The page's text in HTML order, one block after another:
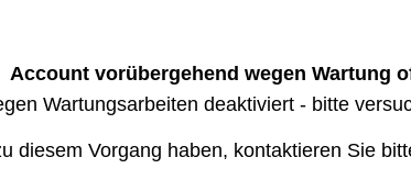
Account vorübergehend wegen Wartung
Wartungsarbeiten deaktiviert - bitte
diesem Vorgang haben, kontaktieren Sie